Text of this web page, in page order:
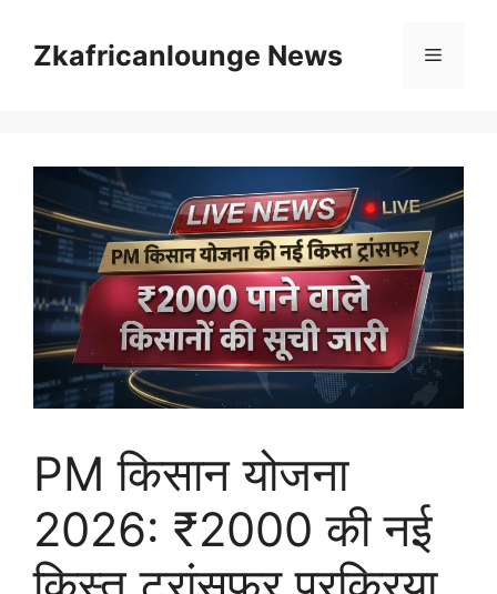
contentZkafricanlounge News Menu
PM किसान योजना
2026: ₹2000 की नई